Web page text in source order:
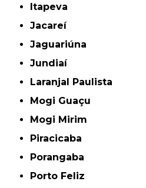
Itapeva
Jacareí
Jaguariúna
Jundiaí
Laranjal Paulista
Mogi Guaçu
Mogi Mirim
Piracicaba
Porangaba
Porto Feliz